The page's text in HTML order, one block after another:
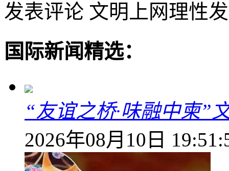
发表评论 文明上网理性
国际新闻精选：
“友谊之桥·味融中柬”
2026年08月10日